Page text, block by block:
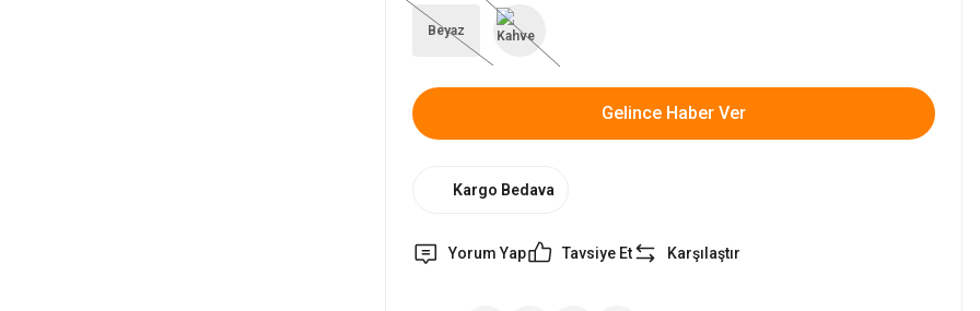
Beyaz
Gelince Haber Ver
Kargo Bedava
Yorum Yap Tavsiye Et Karşılaştır